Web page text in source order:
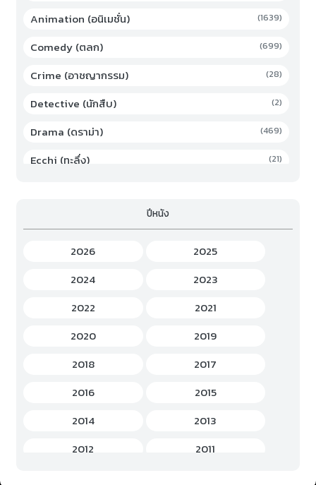
Animation (อนิเมชั่น) (1639)
Comedy (ตลก) (699)
Crime (อาชญากรรม) (28)
Detective (นักสืบ) (2)
Drama (ดราม่า) (469)
Ecchi (ทะลึ่ง) (21)
Game (เกม)
Gourmet (อาหาร)
Hentai (เฮ็นไต)
History (ประวัติศาสตร์)
Horror (สยองขวัญ)
Idols Female (ไอดอล หญิง)
Idols Male (ไอดอล ชาย)
Music (เพลง)
ปีหนัง
2026
2025
2024
2023
2022
2021
2020
2019
2018
2017
2016
2015
2014
2013
2012
2011